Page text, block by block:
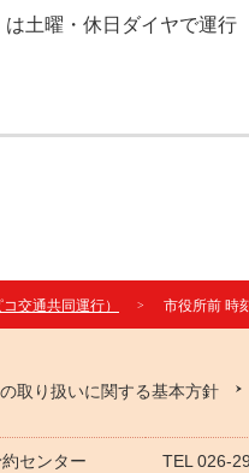
土曜・休日ダイヤで運行
交通共同運行） 市役所前 時
取り扱いに関する基本方針
センター TEL 026-